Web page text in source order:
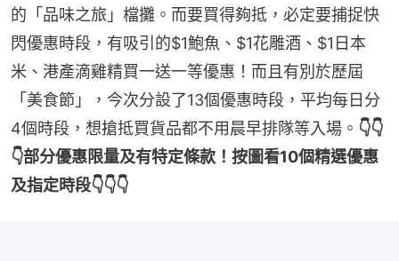
的「品味之旅」檔攤。而要買得夠抵，必定要捕捉快
閃優惠時段，有吸引的$1鮑魚、$1花雕酒、$1日本
米、港產滴雞精買一送一等優惠！而且有別於歷屆
「美食節」，今次分設了13個優惠時段，平均每日分
4個時段，想搶抵買貨品都不用晨早排隊等入場。 👇👇
👇部分優惠限量及有特定條款！按圖看10個精選優惠
及指定時段👇👇👇